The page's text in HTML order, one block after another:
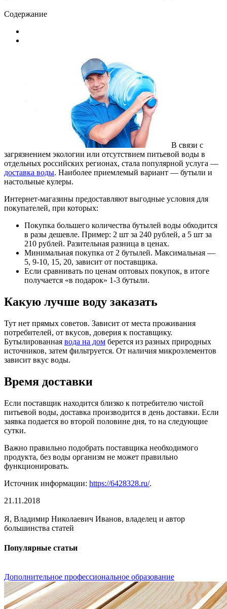
Содержание
В связи с
загрязнением экологии или отсутствием питьевой воды в
отдельных российских регионах, стала популярной услуга —
доставка воды. Наиболее приемлемый вариант — бутыли и
настольные кулеры.
Интернет-магазины предоставляют выгодные условия для
покупателей, при которых:
Покупка большего количества бутылей воды обходится
в разы дешевле. Пример: 2 шт за 240 рублей, а 5 шт за
210 рублей. Разительная разница в ценах.
Минимальная покупка от 2 бутылей. Максимальная —
5, 9-10, 15, 20, зависит от поставщика.
Если сравнивать по ценам оптовых покупок, в итоге
получается «в подарок» 1-3 бутыли.
Какую лучше воду заказать
Тут нет прямых советов. Зависит от места проживания
потребителей, от вкусов, доверия к поставщику.
Бутылированная вода на дом берется из разных природных
источников, затем фильтруется. От наличия микроэлементов
зависит вкус воды.
Время доставки
Если поставщик находится близко к потребителю чистой
питьевой воды, доставка производится в день доставки. Если
заявка подается во второй половине дня, то на следующие
сутки.
Важно правильно подобрать поставщика необходимого
продукта, без воды организм не может правильно
функционировать.
Источник информации: https://6428328.ru/.
21.11.2018
Я, Владимир Николаевич Иванов, владелец и автор
большинства статей
Популярные статьи
Дополнительное профессиональное образование